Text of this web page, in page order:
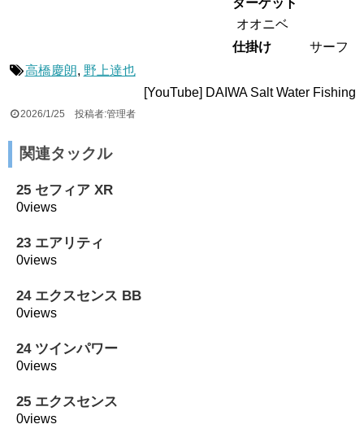
ターゲット
オオニベ
仕掛け
サーフ
高橋慶朗, 野上達也
[YouTube] DAIWA Salt Water Fishing
2026/1/25 投稿者:管理者
関連タックル
25 セフィア XR
0views
23 エアリティ
0views
24 エクスセンス BB
0views
24 ツインパワー
0views
25 エクスセンス
0views